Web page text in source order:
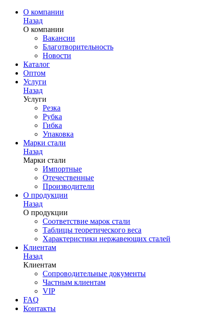
О компании
Назад
О компании
Вакансии
Благотворительность
Новости
Каталог
Оптом
Услуги
Назад
Услуги
Резка
Рубка
Гибка
Упаковка
Марки стали
Назад
Марки стали
Импортные
Отечественные
Производители
О продукции
Назад
О продукции
Соответствие марок стали
Таблицы теоретического веса
Характеристики нержавеющих сталей
Клиентам
Назад
Клиентам
Сопроводительные документы
Частным клиентам
VIP
FAQ
Контакты